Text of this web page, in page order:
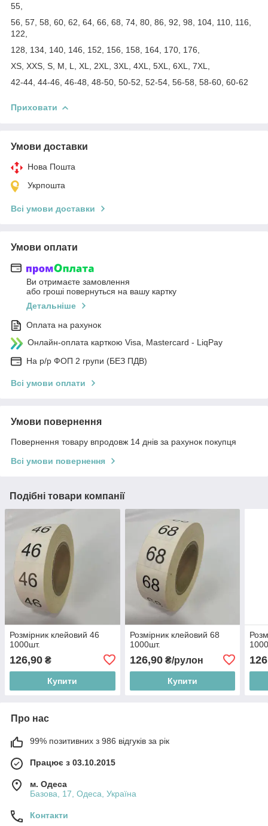
55,
56, 57, 58, 60, 62, 64, 66, 68, 74, 80, 86, 92, 98, 104, 110, 116,
122,
128, 134, 140, 146, 152, 156, 158, 164, 170, 176,
XS, XXS, S, M, L, XL, 2XL, 3XL, 4XL, 5XL, 6XL, 7XL,
42-44, 44-46, 46-48, 48-50, 50-52, 52-54, 56-58, 58-60, 60-62
Приховати
Умови доставки
Нова Пошта
Укрпошта
Всі умови доставки
Умови оплати
Ви отримаєте замовлення
або гроші повернуться на вашу картку
Детальніше
Оплата на рахунок
Онлайн-оплата карткою Visa, Mastercard - LiqPay
На р/р ФОП 2 групи (БЕЗ ПДВ)
Всі умови оплати
Умови повернення
Повернення товару впродовж 14 днів за рахунок покупця
Всі умови повернення
Подібні товари компанії
Розмірник клейовий 46
1000шт.
126,90 ₴
Купити
Розмірник клейовий 68
1000шт.
126,90₴/рулон
Купити
Про нас
99% позитивних з 986 відгуків за рік
Працює з 03.10.2015
м. Одеса
Базова, 17, Одеса, Україна
Контакти